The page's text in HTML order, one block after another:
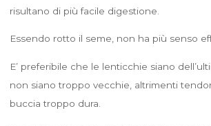
risultano di più facile digestione.
Essendo rotto il seme, non ha più senso
E’ preferibile che le lenticchie siano
non siano troppo vecchie, altrimenti
buccia troppo dura.